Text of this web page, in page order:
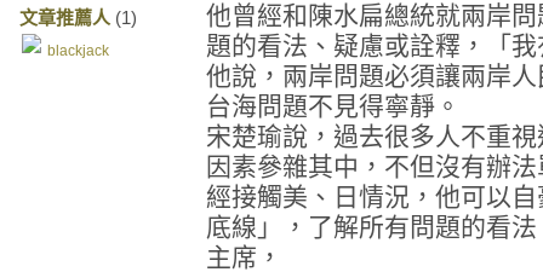
文章推薦人 (1)
blackjack
他曾經和陳水扁總統就兩岸
題的看法、疑慮或詮釋，「
他說，兩岸問題必須讓兩岸
台海問題不見得寧靜。
宋楚瑜說，過去很多人不重
因素參雜其中，不但沒有辦
經接觸美、日情況，他可以
底線」，了解所有問題的看
主席，